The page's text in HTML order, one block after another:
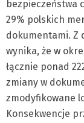
bezpieczeństwa
29% polskich
dokumentami. Z
wynika, że w
łącznie ponad
zmiany w
zmodyfikowane
Konsekwencje